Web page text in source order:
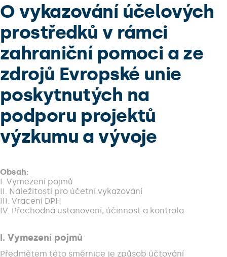
O vykazování účelových
prostředků v rámci
zahraniční pomoci a ze
zdrojů Evropské unie
poskytnutých na
podporu projektů
výzkumu a vývoje
Obsah:
I. Vymezení pojmů
II. Náležitosti pro účetní vykazování
III. Vracení DPH
IV. Přechodná ustanovení, účinnost a kontrola
I. Vymezení pojmů
Předmětem této směrnice je způsob účtování